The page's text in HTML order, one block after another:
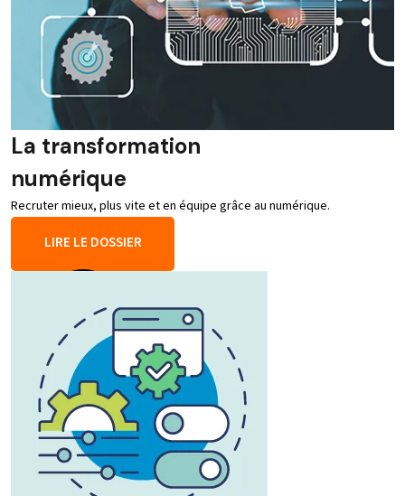
La transformation
numérique
Recruter mieux, plus vite et en équipe grâce au numérique.
LIRE LE DOSSIER